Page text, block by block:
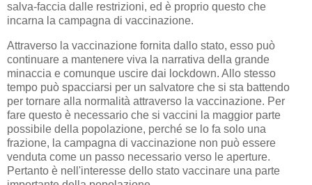
salva-faccia dalle restrizioni, ed è proprio questo che
incarna la campagna di vaccinazione.
Attraverso la vaccinazione fornita dallo stato, esso può
continuare a mantenere viva la narrativa della grande
minaccia e comunque uscire dai lockdown. Allo stesso
tempo può spacciarsi per un salvatore che si sta battendo
per tornare alla normalità attraverso la vaccinazione. Per
fare questo è necessario che si vaccini la maggior parte
possibile della popolazione, perché se lo fa solo una
frazione, la campagna di vaccinazione non può essere
venduta come un passo necessario verso le aperture.
Pertanto è nell'interesse dello stato vaccinare una parte